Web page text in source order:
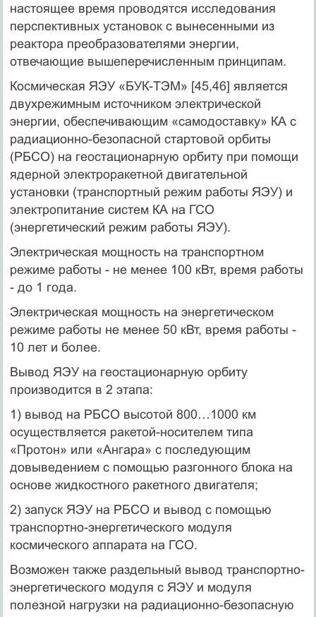
настоящее время проводятся исследования
перспективных установок с вынесенными из
реактора преобразователями энергии,
отвечающие вышеперечисленным принципам.
Космическая ЯЭУ «БУК-ТЭМ» [45,46] является
двухрежимным источником электрической
энергии, обеспечивающим «самодоставку» КА с
радиационно-безопасной стартовой орбиты
(РБСО) на геостационарную орбиту при помощи
ядерной электроракетной двигательной
установки (транспортный режим работы ЯЭУ) и
электропитание систем КА на ГСО
(энергетический режим работы ЯЭУ).
Электрическая мощность на транспортном
режиме работы - не менее 100 кВт, время работы
- до 1 года.
Электрическая мощность на энергетическом
режиме работы не менее 50 кВт, время работы -
10 лет и более.
Вывод ЯЭУ на геостационарную орбиту
производится в 2 этапа:
1) вывод на РБСО высотой 800…1000 км
осуществляется ракетой-носителем типа
«Протон» или «Ангара» с последующим
довыведением с помощью разгонного блока на
основе жидкостного ракетного двигателя;
2) запуск ЯЭУ на РБСО и вывод с помощью
транспортно-энергетического модуля
космического аппарата на ГСО.
Возможен также раздельный вывод транспортно-
энергетического модуля с ЯЭУ и модуля
полезной нагрузки на радиационно-безопасную